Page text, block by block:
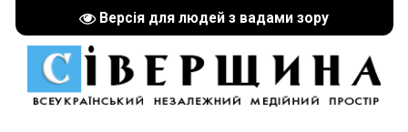
Версія для людей з вадами зору